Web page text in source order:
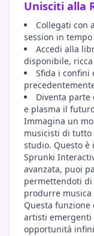
Unisciti alla
Collegati con
session in
Accedi alla
disponibile,
Sfida i confini
Diventa
e plasma il
Immagina un
musicisti di tutto
studio. Questo
Sprunki
avanzata, puoi
permettendoti
produrre musica
Questa
artisti
opportunità